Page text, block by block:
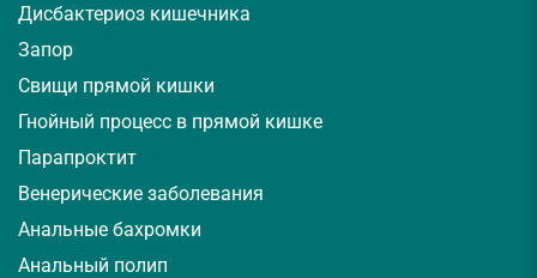
Дисбактериоз кишечника
Запор
Свищи прямой кишки
Гнойный процесс в прямой кишке
Парапроктит
Венерические заболевания
Анальные бахромки
Анальный полип